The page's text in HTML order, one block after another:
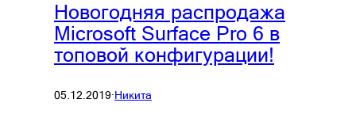
Новогодняя распродажа
Microsoft Surface Pro 6 в
топовой конфигурации!
05.12.2019·Никита